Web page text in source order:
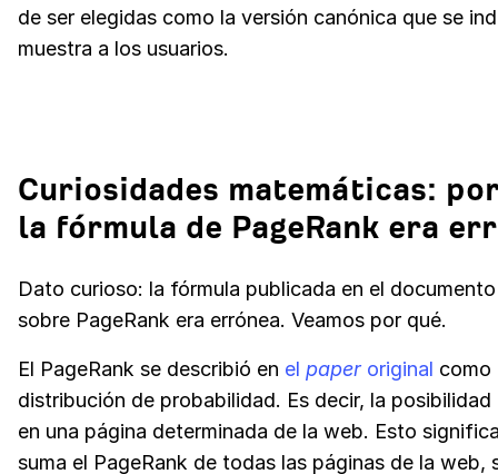
de ser elegidas como la versión canónica que se
muestra a los usuarios.
Curiosidades matemáticas:
la fórmula de PageRank era
Dato curioso: la fórmula publicada en el
sobre PageRank era errónea. Veamos por qué.
El PageRank se describió en el paper original como
distribución de probabilidad. Es decir, la posibilidad
en una página determinada de la web. Esto
suma el PageRank de todas las páginas de la web,